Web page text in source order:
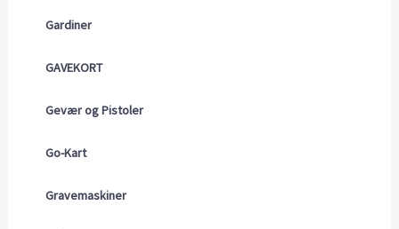
Gardiner
GAVEKORT
Gevær og Pistoler
Go-Kart
Gravemaskiner